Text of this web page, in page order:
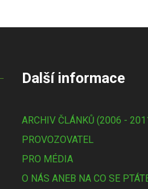
Další informace
ARCHIV ČLÁNKŮ (2006 -
PROVOZOVATEL
PRO MÉDIA
O NÁS ANEB NA CO SE